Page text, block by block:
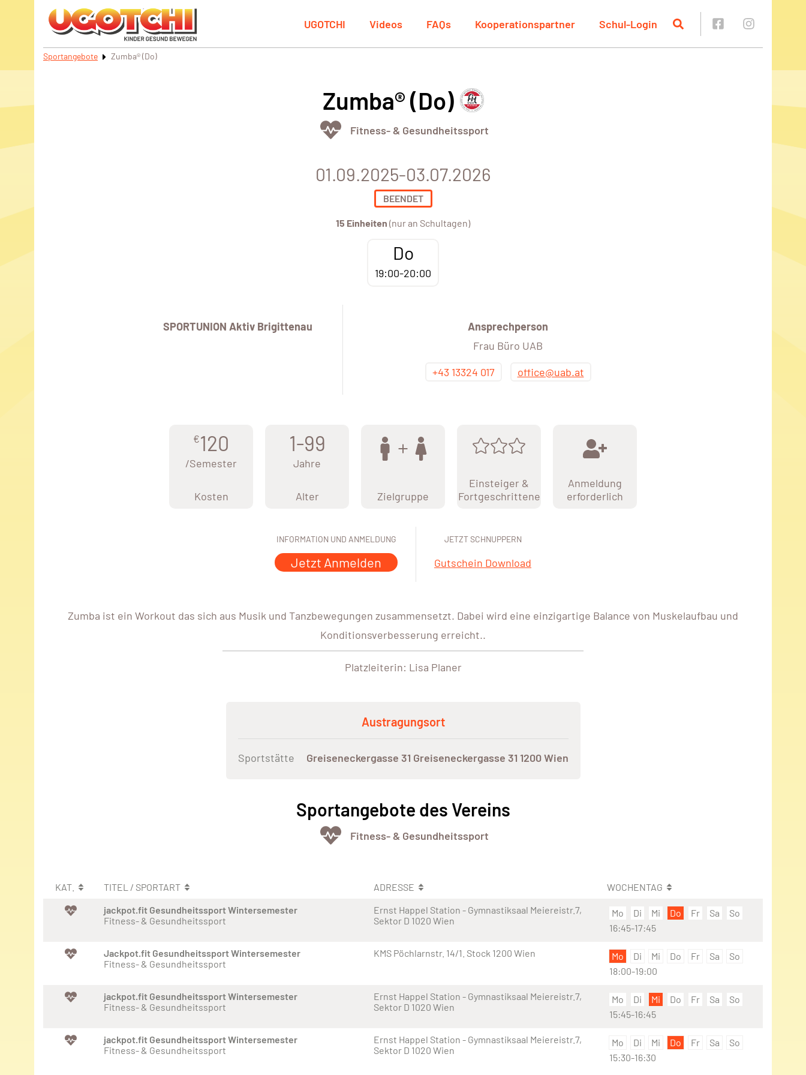
UGOTCHI Videos FAQs Kooperationspartner Schul-Login
Sportangebote Zumba® (Do)
Zumba® (Do)
Fitness- & Gesundheitssport
01.09.2025-03.07.2026
BEENDET
15 Einheiten (nur an Schultagen)
Do
19:00-20:00
SPORTUNION Aktiv Brigittenau
Ansprechperson
Frau Büro UAB
+43 13324 017
office@uab.at
€120
/Semester
Kosten
1-99
Jahre
Alter Zielgruppe
Einsteiger &
Fortgeschrittene
Anmeldung
erforderlich
INFORMATION UND ANMELDUNG
Jetzt Anmelden
JETZT SCHNUPPERN
Gutschein Download
Zumba ist ein Workout das sich aus Musik und Tanzbewegungen zusammensetzt. Dabei wird eine einzigartige Balance von Muskelaufbau und
Konditionsverbesserung erreicht..
Platzleiterin: Lisa Planer
Austragungsort
Sportstätte Greiseneckergasse 31 Greiseneckergasse 31 1200 Wien
Sportangebote des Vereins
Fitness- & Gesundheitssport
KAT. TITEL / SPORTART ADRESSE
WOCHENTAG
jackpot.fit Gesundheitssport Wintersemester
Fitness- & Gesundheitssport
Ernst Happel Station - Gymnastiksaal Meiereistr.7,
Sektor D 1020 Wien
Mo Di Mi Do Fr Sa
So
16:45-17:45
Jackpot.fit Gesundheitssport Wintersemester
Fitness- & Gesundheitssport
KMS Pöchlarnstr. 14/1. Stock 1200 Wien Mo Di Mi Do Fr Sa
So
18:00-19:00
jackpot.fit Gesundheitssport Wintersemester
Fitness- & Gesundheitssport
Ernst Happel Station - Gymnastiksaal Meiereistr.7,
Sektor D 1020 Wien
Mo Di Mi Do Fr Sa
So
15:45-16:45
jackpot.fit Gesundheitssport Wintersemester
Fitness- & Gesundheitssport
Ernst Happel Station - Gymnastiksaal Meiereistr.7,
Sektor D 1020 Wien
Mo Di Mi Do Fr Sa
So
15:30-16:30